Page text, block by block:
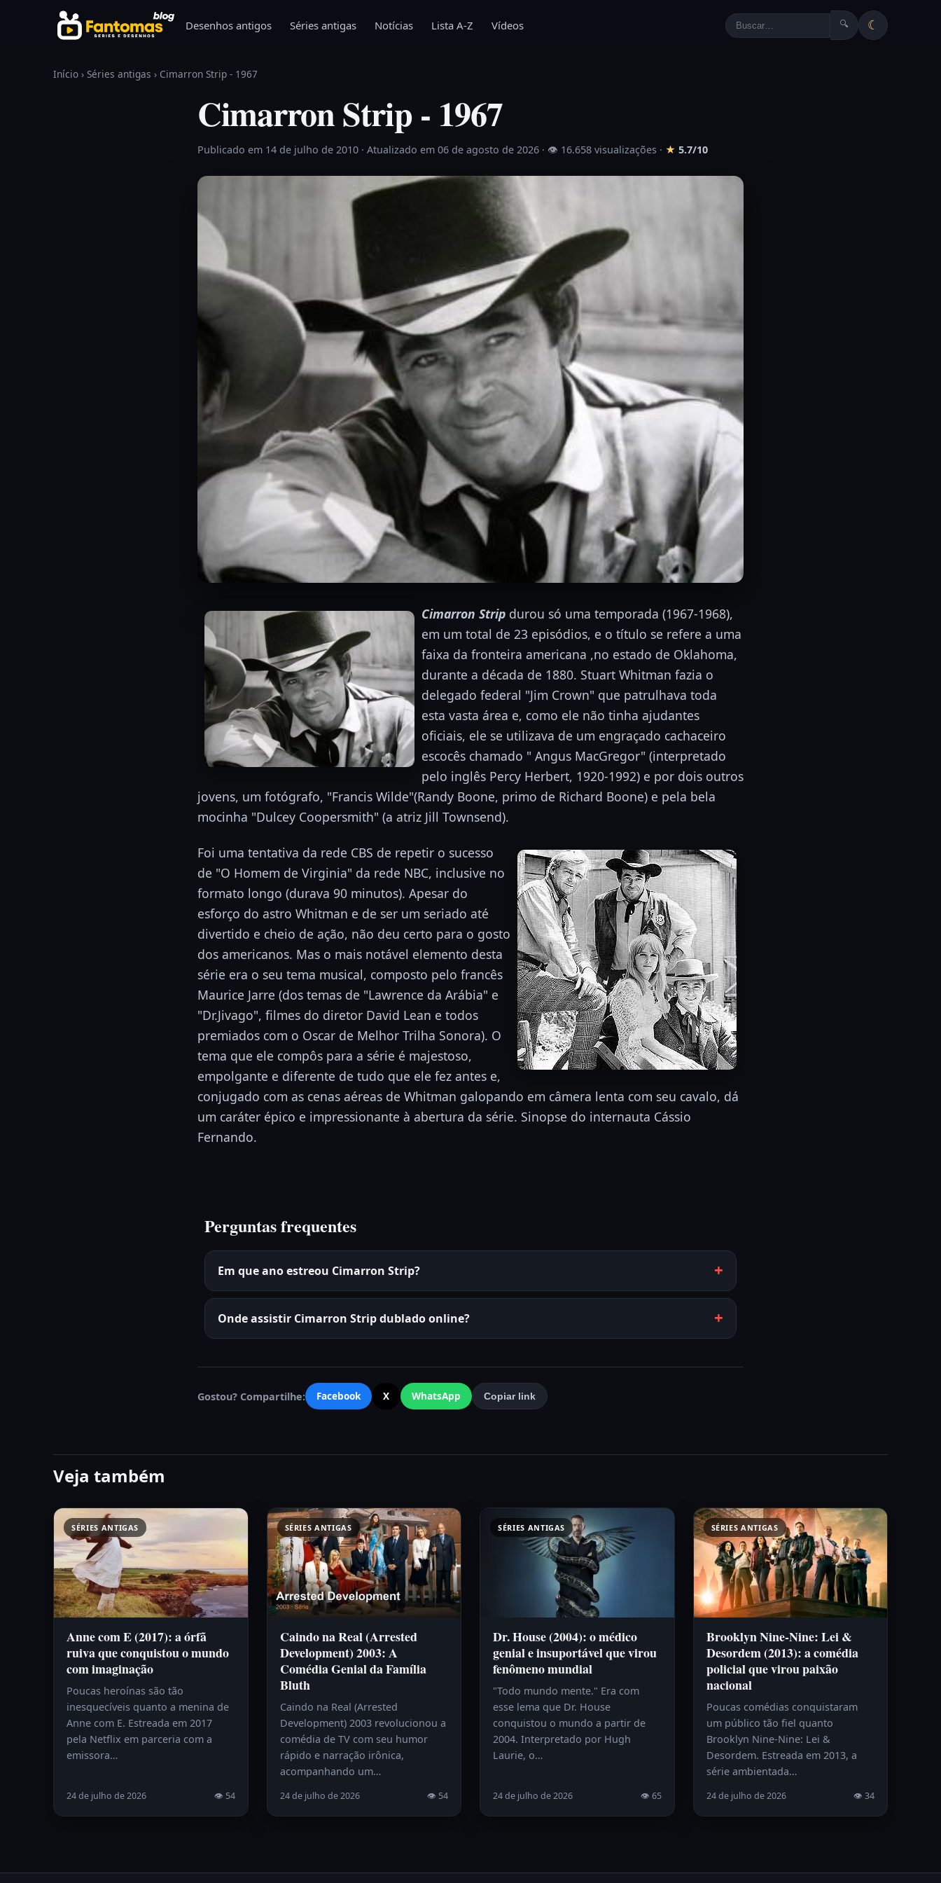
Pular para o conteúdo
Desenhos antigos Séries antigas Notícias Lista A-Z Vídeos 🔍 ☾
Início › Séries antigas › Cimarron Strip - 1967
Cimarron Strip - 1967
Publicado em 14 de julho de 2010 · Atualizado em 06 de agosto de 2026 · 👁 16.658 visualizações · ★ 5.7/10
Cimarron Strip durou só uma temporada (1967-1968),
em um total de 23 episódios, e o título se refere a uma
faixa da fronteira americana ,no estado de Oklahoma,
durante a década de 1880. Stuart Whitman fazia o
delegado federal "Jim Crown" que patrulhava toda
esta vasta área e, como ele não tinha ajudantes
oficiais, ele se utilizava de um engraçado cachaceiro
escocês chamado " Angus MacGregor" (interpretado
pelo inglês Percy Herbert, 1920-1992) e por dois outros
jovens, um fotógrafo, "Francis Wilde"(Randy Boone, primo de Richard Boone) e pela bela
mocinha "Dulcey Coopersmith" (a atriz Jill Townsend).
Foi uma tentativa da rede CBS de repetir o sucesso
de "O Homem de Virginia" da rede NBC, inclusive no
formato longo (durava 90 minutos). Apesar do
esforço do astro Whitman e de ser um seriado até
divertido e cheio de ação, não deu certo para o gosto
dos americanos. Mas o mais notável elemento desta
série era o seu tema musical, composto pelo francês
Maurice Jarre (dos temas de "Lawrence da Arábia" e
"Dr.Jivago", filmes do diretor David Lean e todos
premiados com o Oscar de Melhor Trilha Sonora). O
tema que ele compôs para a série é majestoso,
empolgante e diferente de tudo que ele fez antes e,
conjugado com as cenas aéreas de Whitman galopando em câmera lenta com seu cavalo, dá
um caráter épico e impressionante à abertura da série. Sinopse do internauta Cássio
Fernando.
Perguntas frequentes
Em que ano estreou Cimarron Strip?
Onde assistir Cimarron Strip dublado online?
Gostou? Compartilhe: Facebook X WhatsApp Copiar link
Veja também
SÉRIES ANTIGAS
Anne com E (2017): a órfã
ruiva que conquistou o mundo
com imaginação
Poucas heroínas são tão
inesquecíveis quanto a menina de
Anne com E. Estreada em 2017
pela Netflix em parceria com a
emissora…
24 de julho de 2026 👁 54
SÉRIES ANTIGAS
Caindo na Real (Arrested
Development) 2003: A
Comédia Genial da Família
Bluth
Caindo na Real (Arrested
Development) 2003 revolucionou a
comédia de TV com seu humor
rápido e narração irônica,
acompanhando um…
24 de julho de 2026 👁 54
SÉRIES ANTIGAS
Dr. House (2004): o médico
genial e insuportável que virou
fenômeno mundial
"Todo mundo mente." Era com
esse lema que Dr. House
conquistou o mundo a partir de
2004. Interpretado por Hugh
Laurie, o…
24 de julho de 2026 👁 65
SÉRIES ANTIGAS
Brooklyn Nine-Nine: Lei &
Desordem (2013): a comédia
policial que virou paixão
nacional
Poucas comédias conquistaram
um público tão fiel quanto
Brooklyn Nine-Nine: Lei &
Desordem. Estreada em 2013, a
série ambientada…
24 de julho de 2026 👁 34